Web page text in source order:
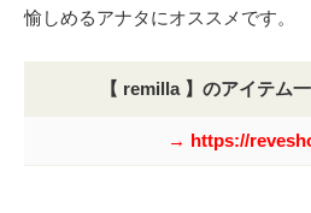
愉しめるアナタにオススメです。
【 remilla 】のアイテム
→ https://